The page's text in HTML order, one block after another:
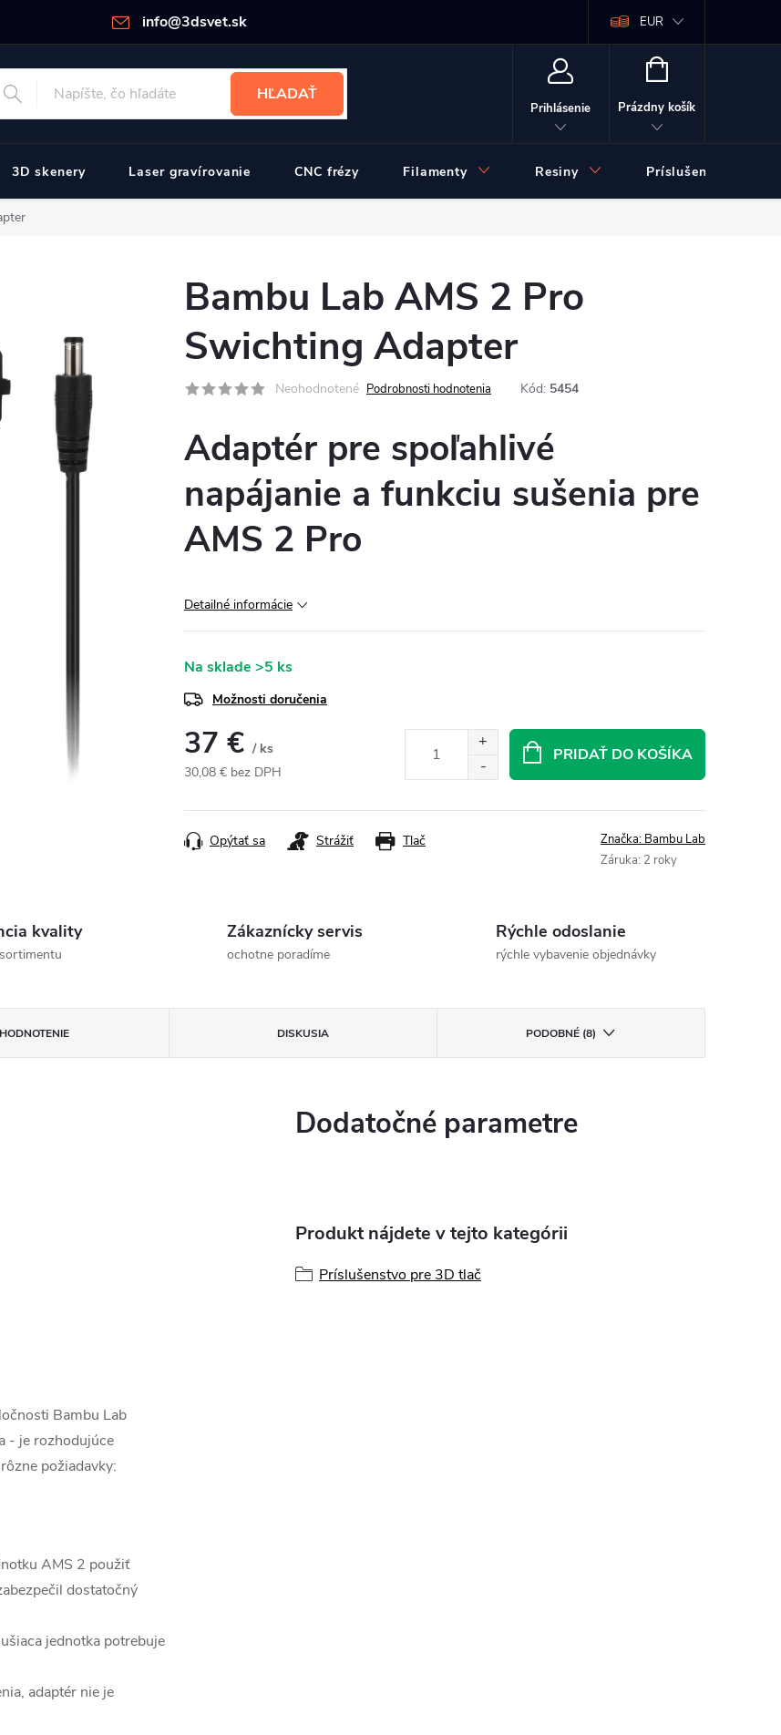
info@3dsvet.sk EUR
HĽADAŤ
Prihlásenie
NÁKUPNÝ
Prázdny košík
3D skenery Laser gravírovanie CNC frézy Filamenty Resiny Príslušenstvo
Bambu Lab AMS 2 Pro
Swichting Adapter
Neohodnotené Podrobnosti hodnotenia Kód: 5454
Adaptér pre spoľahlivé
napájanie a funkciu sušenia pre
AMS 2 Pro
Detailné informácie
Na sklade >5 ks
Možnosti doručenia
37 € / ks
30,08 € bez DPH
cena:
PRIDAŤ DO KOŠÍKA
Tlač
Opýtať sa Strážiť Značka: Bambu Lab
Záruka: 2 roky
kvality Zákaznícky servis
ochotne poradíme
Rýchle odoslanie
rýchle vybavenie objednávky
HODNOTENIE DISKUSIA PODOBNÉ (8)
Bambu Lab
- je rozhodujúce
požiadavky:
AMS 2 použiť
dostatočný
jednotka potrebuje
adaptér nie je
Dodatočné parametre
Produkt nájdete v tejto kategórii
Príslušenstvo pre 3D tlač